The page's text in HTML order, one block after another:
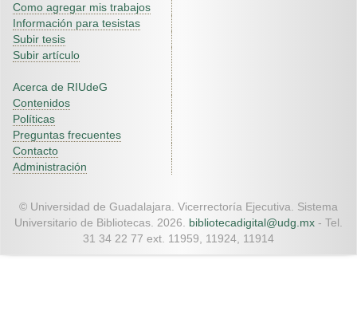
Como agregar mis trabajos
Información para tesistas
Subir tesis
Subir artículo
Acerca de RIUdeG
Contenidos
Políticas
Preguntas frecuentes
Contacto
Administración
© Universidad de Guadalajara. Vicerrectoría Ejecutiva. Sistema
Universitario de Bibliotecas. 2026. bibliotecadigital@udg.mx - Tel.
31 34 22 77 ext. 11959, 11924, 11914